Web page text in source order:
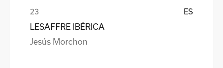
ES
LESAFFRE IBÉRICA
Jesús Morchon